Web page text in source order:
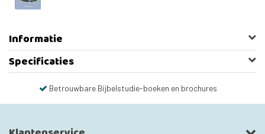
Informatie
Specificaties
Betrouwbare Bijbelstudie-boeken en brochures